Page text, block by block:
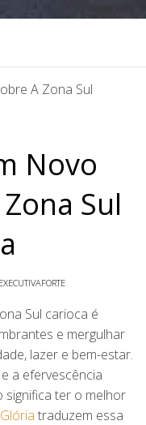
A Zona Sul
Novo
Sul
EXECUTIVAFORTE
Sul carioca é
e mergulhar
lazer e bem-estar.
a efervescência
significa ter o melhor
traduzem essa